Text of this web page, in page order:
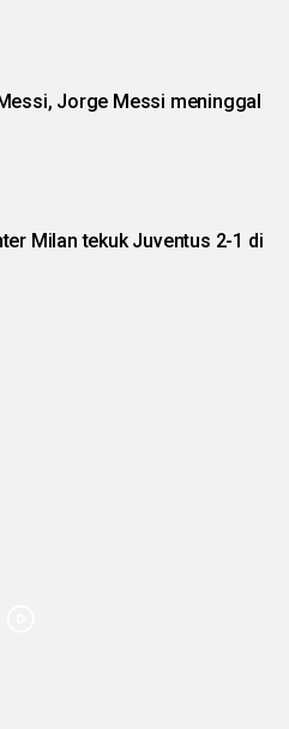
Jorge Messi meninggal
Milan tekuk Juventus 2-1 di